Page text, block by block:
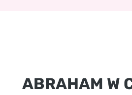
ABRAHAM W